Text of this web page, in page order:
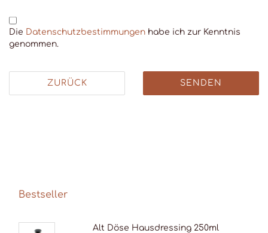
DATENSCHUTZBESTIMMUNGEN
Die Datenschutzbestimmungen habe ich zur Kenntnis
genommen.
ZURÜCK SENDEN
Bestseller
Alt Döse Haus­dres­sing 250ml